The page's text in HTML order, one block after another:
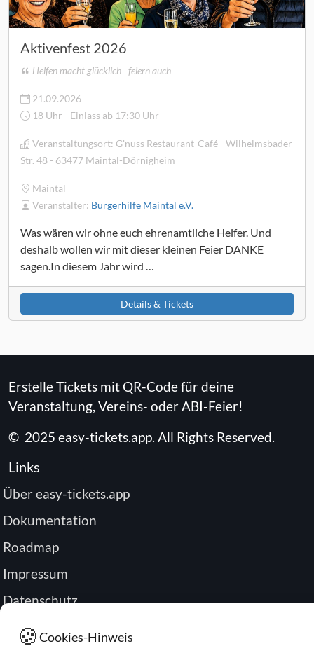
Aktivenfest 2026
Helfen macht glücklich - feiern auch
21.09.2026
18 Uhr - Einlass ab 17:30 Uhr
Veranstaltungsort: G'nuss Restaurant-Café - Wilhelmsbader
Str. 48 - 63477 Maintal-Dörnigheim
Maintal
Veranstalter: Bürgerhilfe Maintal e.V.
Was wären wir ohne euch ehrenamtliche Helfer. Und
deshalb wollen wir mit dieser kleinen Feier DANKE
sagen.In diesem Jahr wird …
Details & Tickets
Erstelle Tickets mit QR-Code für deine
Veranstaltung, Vereins- oder ABI-Feier!
© 2025 easy-tickets.app All Rights Reserved.
Links
Über easy-tickets.app
Dokumentation
Roadmap
Impressum
Datenschutz
Passwort zurücksetzen
🍪Cookies-Hinweis